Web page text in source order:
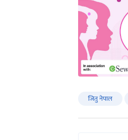
जितु नेपाल